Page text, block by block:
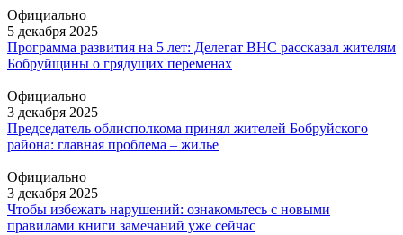
Официально
5 декабря 2025
Программа развития на 5 лет: Делегат ВНС рассказал жителям
Бобруйщины о грядущих переменах
Официально
3 декабря 2025
Председатель облисполкома принял жителей Бобруйского
района: главная проблема – жилье
Официально
3 декабря 2025
Чтобы избежать нарушений: ознакомьтесь с новыми
правилами книги замечаний уже сейчас